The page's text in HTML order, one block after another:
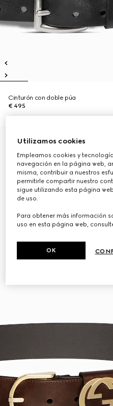
Cinturón con doble púa
€ 495
Personalizar con las iniciales
Utilizamos cookies
Empleamos cookies y
navegación en la página web,
misma, contribuir a nuestros
permitirle compartir nuestro
sigue utilizando esta página
de uso.
Para obtener más información
uso en esta página web,
OK